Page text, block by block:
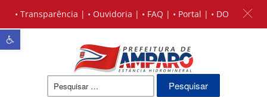
Barra de Ferramentas Aberta
Pesquisar
• Transparência | • Ouvidoria | • FAQ | • Portal | • DO